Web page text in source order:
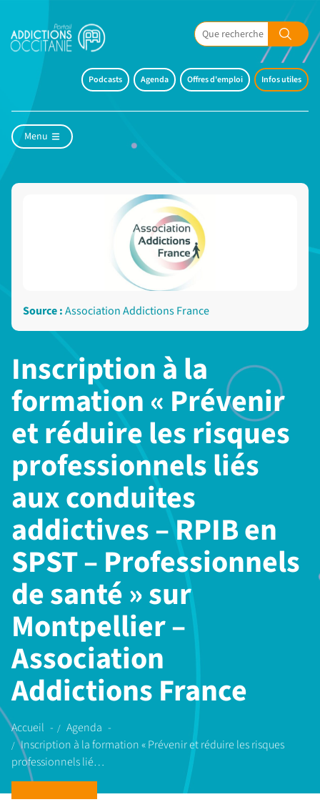
Podcasts Agenda Offres d'emploi Infos utiles
Menu
Inscription à la
formation « Prévenir
et réduire les risques
professionnels liés
aux conduites
addictives – RPIB en
SPST – Professionnels
de santé » sur
Montpellier –
Association
Addictions France
Accueil
Agenda
Inscription à la formation « Prévenir et réduire les risques
professionnels lié…
Source :Association Addictions France